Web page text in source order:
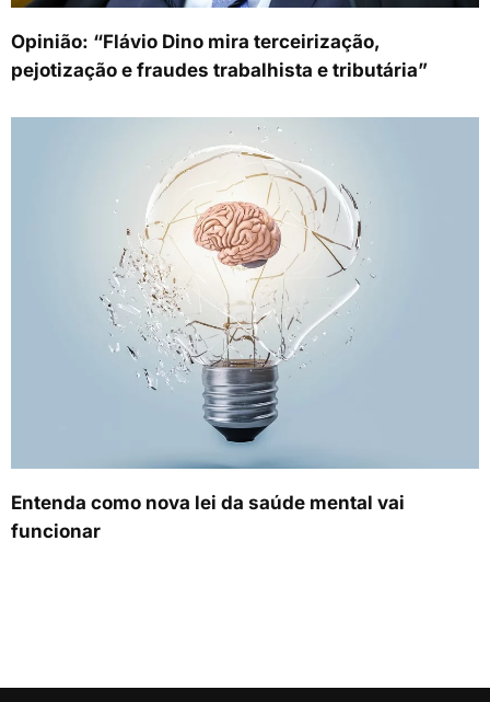
Opinião: “Flávio Dino mira terceirização,
pejotização e fraudes trabalhista e tributária”
Entenda como nova lei da saúde mental vai
funcionar